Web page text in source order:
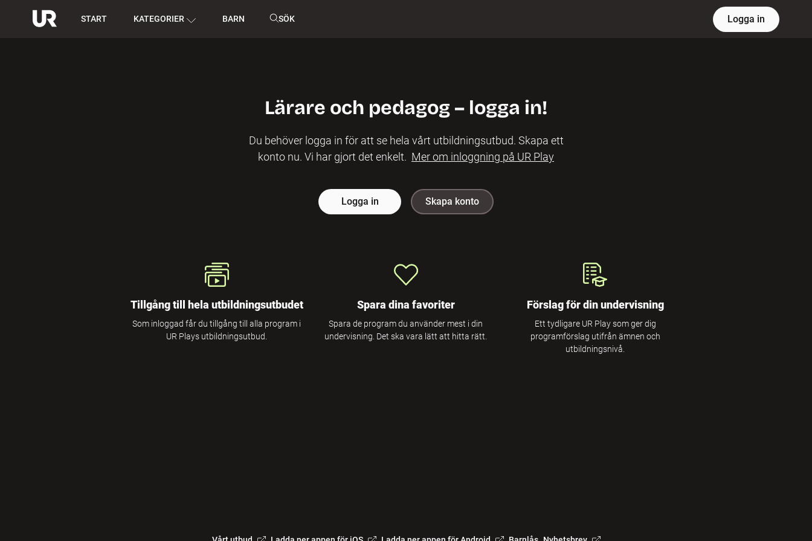
START KATEGORIER BARN SÖK Logga in
Lärare och pedagog – logga in!
Du behöver logga in för att se hela vårt utbildningsutbud. Skapa ett
konto nu. Vi har gjort det enkelt. Mer om inloggning på UR Play
Logga in Skapa konto
Tillgång till hela utbildningsutbudet
Som inloggad får du tillgång till alla program i
UR Plays utbildningsutbud.
Spara dina favoriter
Spara de program du använder mest i din
undervisning. Det ska vara lätt att hitta rätt.
Förslag för din undervisning
Ett tydligare UR Play som ger dig
programförslag utifrån ämnen och
utbildningsnivå.